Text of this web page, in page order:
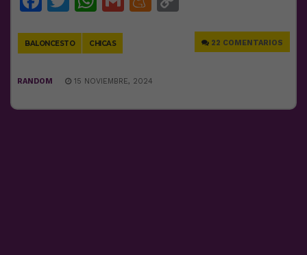
BALONCESTO CHICAS 22 COMENTARIOS
RANDOM 15 NOVIEMBRE, 2024